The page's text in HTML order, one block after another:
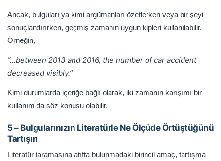
Ancak, bulguları ya kimi argümanları özetlerken veya bir şeyi
sonuçlandırırken, geçmiş zamanın uygun kipleri kullanılabilir.
Örneğin,
‘‘…between 2013 and 2016, the number of car accident
decreased visibly.’’
Kimi durumlarda içeriğe bağlı olarak, iki zamanın karışımı bir
kullanım da söz konusu olabilir.
5 – Bulgularınızın Literatürle Ne Ölçüde Örtüştüğünü
Tartışın
Literatür taramasına atıfta bulunmadaki birincil amaç, tartışma